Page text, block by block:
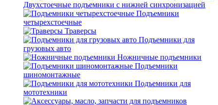
Двухстоечные подъемники с нижней синхронизацией
Подъемники
четырехстоечные
Траверсы
Подъемники для
грузовых авто
Ножничные подъемники
Подъемники
шиномонтажные
Подъемники для
мототехники